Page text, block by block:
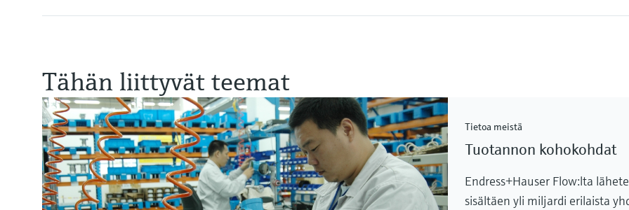
Tähän liittyvät teemat
Tietoa meistä
Tuotannon kohokohdat
Endress+Hauser Flow:lta
sisältäen yli miljardi erilaista